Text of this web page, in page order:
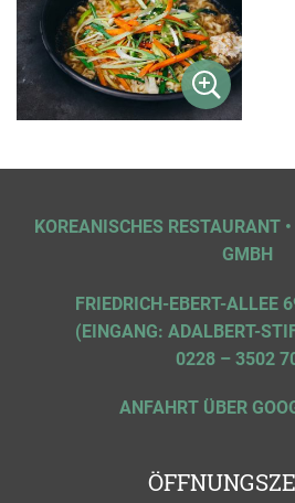
KOREANISCHES RESTAURANT
GMBH
FRIEDRICH-EBERT-ALLEE
(EINGANG: ADALBERT-
0228 – 3502
ANFAHRT ÜBER